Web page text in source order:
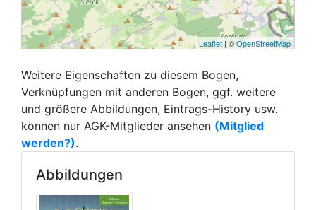
Leaflet| ©OpenStreetMap
Weitere Eigenschaften zu diesem Bogen,
Verknüpfungen mit anderen Bogen, ggf. weitere
und größere Abbildungen, Eintrags-History usw.
können nur AGK-Mitglieder ansehen (Mitglied
werden?).
Abbildungen